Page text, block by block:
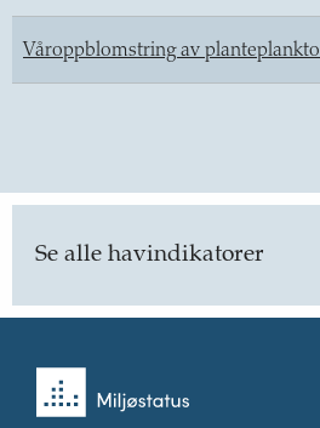
Våroppblomstring av
Se alle havindikatorer
Tilbake
til